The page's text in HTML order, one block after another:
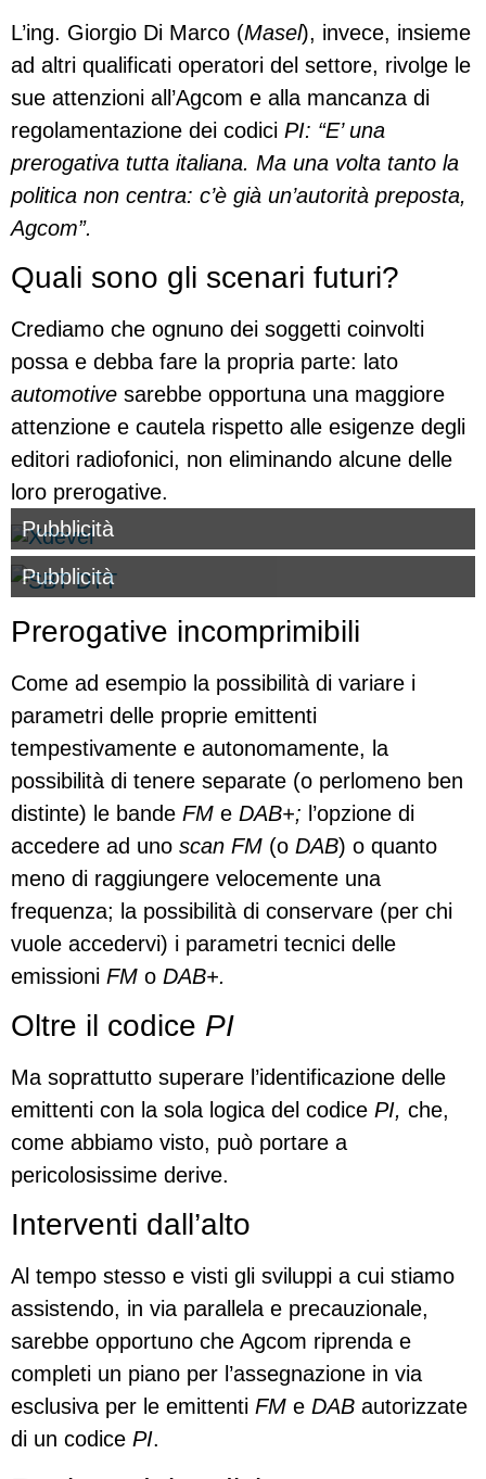
L’ing. Giorgio Di Marco (Masel), invece, insieme
ad altri qualificati operatori del settore, rivolge le
sue attenzioni all’Agcom e alla mancanza di
regolamentazione dei codici PI: “E’ una
prerogativa tutta italiana. Ma una volta tanto la
politica non centra: c’è già un’autorità preposta,
Agcom”.
Quali sono gli scenari futuri?
Crediamo che ognuno dei soggetti coinvolti
possa e debba fare la propria parte: lato
automotive sarebbe opportuna una maggiore
attenzione e cautela rispetto alle esigenze degli
editori radiofonici, non eliminando alcune delle
loro prerogative.
Pubblicità
Pubblicità
Prerogative incomprimibili
Come ad esempio la possibilità di variare i
parametri delle proprie emittenti
tempestivamente e autonomamente, la
possibilità di tenere separate (o perlomeno ben
distinte) le bande FM e DAB+; l’opzione di
accedere ad uno scan FM (o DAB) o quanto
meno di raggiungere velocemente una
frequenza; la possibilità di conservare (per chi
vuole accedervi) i parametri tecnici delle
emissioni FM o DAB+.
Oltre il codice PI
Ma soprattutto superare l’identificazione delle
emittenti con la sola logica del codice PI, che,
come abbiamo visto, può portare a
pericolosissime derive.
Interventi dall’alto
Al tempo stesso e visti gli sviluppi a cui stiamo
assistendo, in via parallela e precauzionale,
sarebbe opportuno che Agcom riprenda e
completi un piano per l’assegnazione in via
esclusiva per le emittenti FM e DAB autorizzate
di un codice PI.